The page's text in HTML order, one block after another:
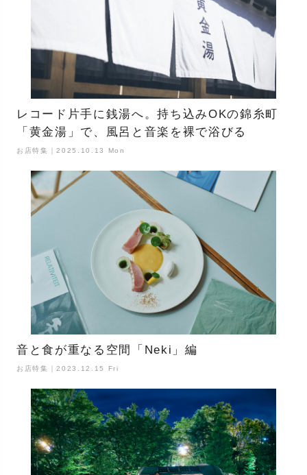
レコード片手に銭湯へ。持ち込みOKの錦糸町
「黄金湯」で、風呂と音楽を裸で浴びる
お店特集｜2025.10.13 Mon
音と食が重なる空間「Neki」編
お店特集｜2023.12.15 Fri